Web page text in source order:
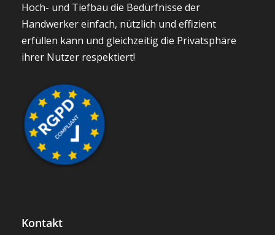
Hoch- und Tiefbau die Bedürfnisse der
Handwerker einfach, nützlich und effizient
erfüllen kann und gleichzeitig die Privatsphäre
ihrer Nutzer respektiert!
Kontakt